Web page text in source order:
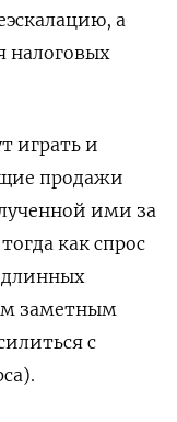
а
играть и
продажи
ими за
как спрос
заметным
с